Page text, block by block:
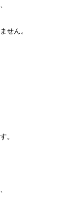
せん。
。